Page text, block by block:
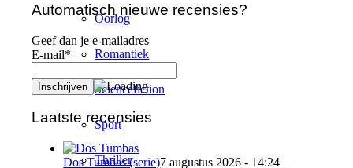
Oorlog
Romantiek
Sciencefiction
Sport
Thriller
Automatisch nieuwe recensies?
Geef dan je e-mailadres
E-mail*
Laatste recensies
Dos Tumbas (serie)7 augustus 2026 - 14:24